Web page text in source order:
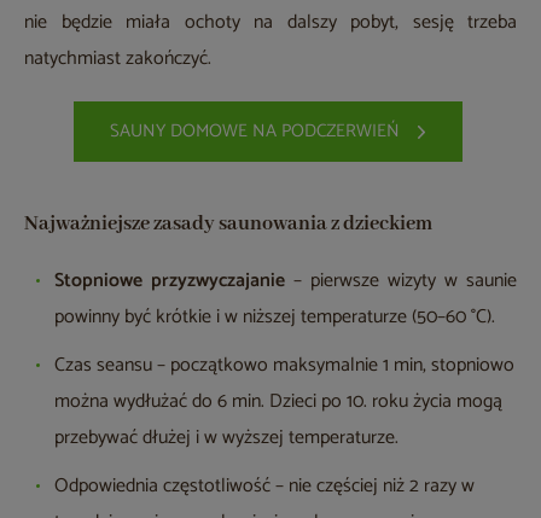
nie będzie miała ochoty na dalszy pobyt, sesję trzeba
natychmiast zakończyć.
SAUNY DOMOWE NA PODCZERWIEŃ
Najważniejsze zasady saunowania z dzieckiem
Stopniowe przyzwyczajanie – pierwsze wizyty w saunie
powinny być krótkie i w niższej temperaturze (50–60 °C).
Czas seansu– początkowo maksymalnie 1 min, stopniowo
można wydłużać do 6 min. Dzieci po 10. roku życia mogą
przebywać dłużej i w wyższej temperaturze.
Odpowiednia częstotliwość– nie częściej niż 2 razy w